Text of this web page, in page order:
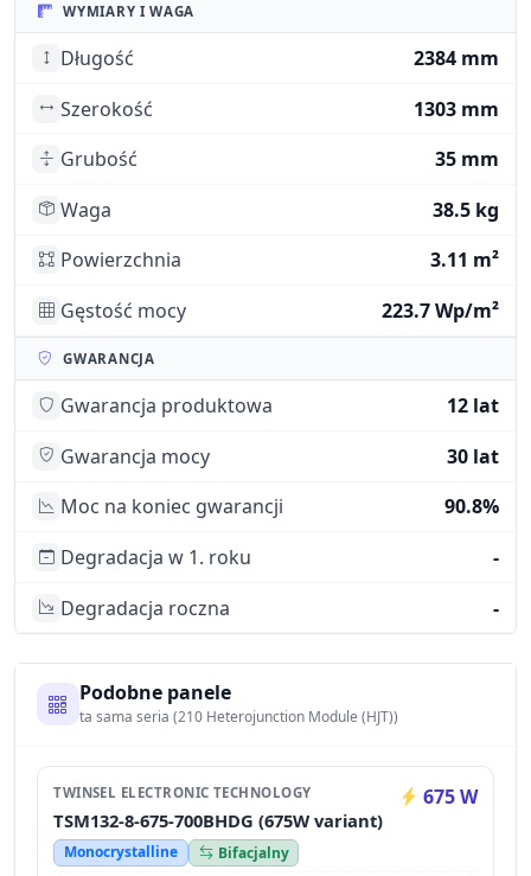
WYMIARY I WAGA
Długość
2384 mm
Szerokość
1303 mm
Grubość
35 mm
Waga
38.5 kg
Powierzchnia
3.11 m²
Gęstość mocy
223.7 Wp/m²
GWARANCJA
Gwarancja produktowa
12 lat
Gwarancja mocy
30 lat
Moc na koniec gwarancji
90.8%
Degradacja w 1. roku
-
Degradacja roczna
-
Podobne panele
ta sama seria (210 Heterojunction Module (HJT))
TWINSEL ELECTRONIC TECHNOLOGY 675 W
TSM132-8-675-700BHDG (675W variant)
Monocrystalline
Bifacjalny